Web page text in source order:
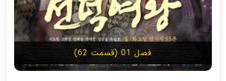
فصل 01 (قسمت 62)